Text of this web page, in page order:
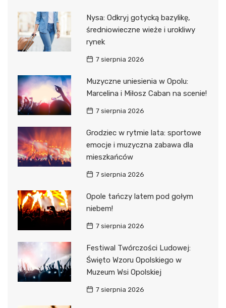
Nysa: Odkryj gotycką bazylikę,
średniowieczne wieże i urokliwy
rynek
7 sierpnia 2026
Muzyczne uniesienia w Opolu:
Marcelina i Miłosz Caban na scenie!
7 sierpnia 2026
Grodziec w rytmie lata: sportowe
emocje i muzyczna zabawa dla
mieszkańców
7 sierpnia 2026
Opole tańczy latem pod gołym
niebem!
7 sierpnia 2026
Festiwal Twórczości Ludowej:
Święto Wzoru Opolskiego w
Muzeum Wsi Opolskiej
7 sierpnia 2026